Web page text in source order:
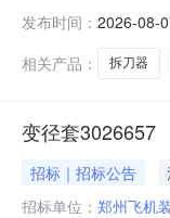
账180天
式交货日
发布时间： 2026-08-
相关产品：
拆刀器
变径套3026657
招标｜招标公告
招标单位： 郑州飞机